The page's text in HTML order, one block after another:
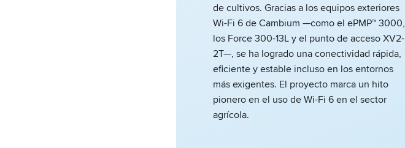
de cultivos. Gracias a los equipos exteriores
Wi-Fi 6 de Cambium —como el ePMP™ 3000,
los Force 300-13L y el punto de acceso XV2-
2T—, se ha logrado una conectividad rápida,
eficiente y estable incluso en los entornos
más exigentes. El proyecto marca un hito
pionero en el uso de Wi-Fi 6 en el sector
agrícola.